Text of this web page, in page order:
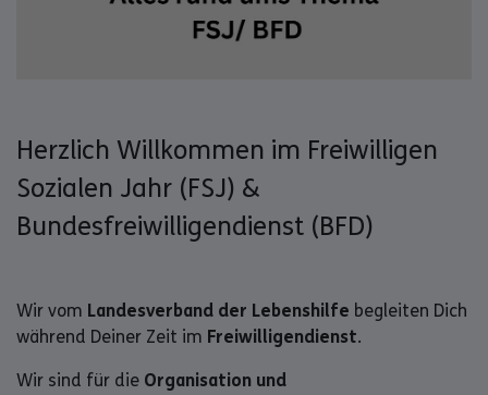
Herzlich Willkommen im Freiwilligen
Sozialen Jahr (FSJ) &
Bundesfreiwilligendienst (BFD)
Wir vom Landesverband der Lebenshilfe begleiten Dich
während Deiner Zeit im Freiwilligendienst.
Wir sind für die Organisation und